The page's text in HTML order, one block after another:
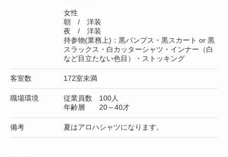
女性
朝 / 洋装
夜 / 洋装
持参物(業務上)：黒パンプス・黒スカート or 黒
スラックス・白カッターシャツ・インナー（白
など目立たない色目）・ストッキング
客室数 172室未満
職場環境
従業員数 100人
年齢層 20～40才
備考 夏はアロハシャツになります。